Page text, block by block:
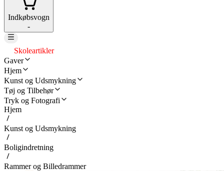
Indkøbsvogn
-
Skoleartikler
Gaver
Hjem
Kunst og Udsmykning
Tøj og Tilbehør
Tryk og Fotografi
Hjem
Kunst og Udsmykning
Boligindretning
Rammer og Billedrammer